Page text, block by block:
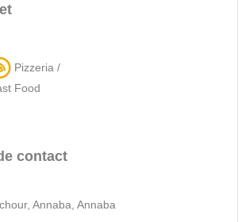
Pizzeria /
Food
contact
Annaba, Annaba